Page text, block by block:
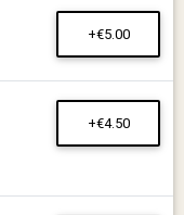
+€5.00
+€4.50